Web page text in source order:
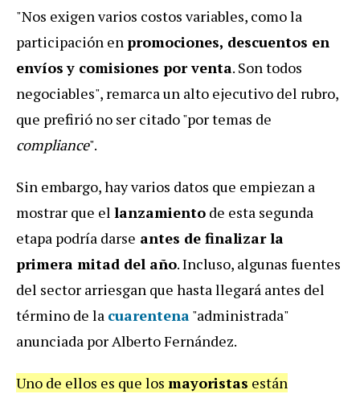
"Nos exigen varios costos variables, como la
participación enpromociones, descuentos en
envíos y comisiones por venta. Son todos
negociables", remarca un alto ejecutivo del rubro,
que prefirió no ser citado "por temas de
compliance".
Sin embargo, hay varios datos que empiezan a
mostrar que el lanzamiento de esta segunda
etapa podría darse antes de finalizar la
primera mitad del año. Incluso, algunas fuentes
del sector arriesgan que hasta llegará antes del
término de la cuarentena"administrada"
anunciada por Alberto Fernández.
Uno de ellos es que los mayoristas están